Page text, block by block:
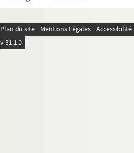
Pièce non identifiée. 6
Pièce non identifiée. 7
Photographies, portraits
Plan du site Mentions Légales
v 31.1.0